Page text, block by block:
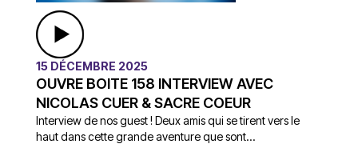
15 DÉCEMBRE 2025
OUVRE BOITE 158 INTERVIEW AVEC
NICOLAS CUER & SACRE COEUR
Interview de nos guest ! Deux amis qui se tirent vers le
haut dans cette grande aventure que sont...